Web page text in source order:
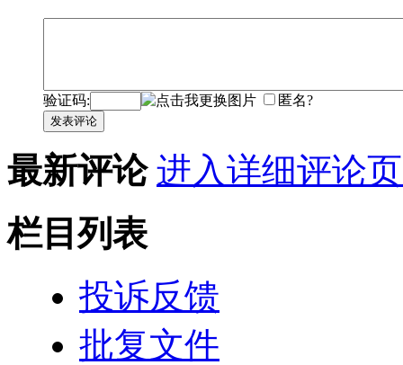
验证码: 匿名?
发表评论
最新评论 进入详细评论
栏目列表
投诉反馈
批复文件